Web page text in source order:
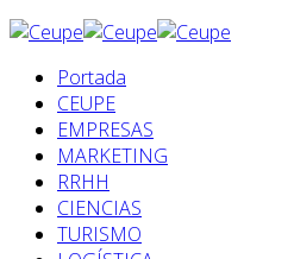
Portada
CEUPE
EMPRESAS
MARKETING
RRHH
CIENCIAS
TURISMO